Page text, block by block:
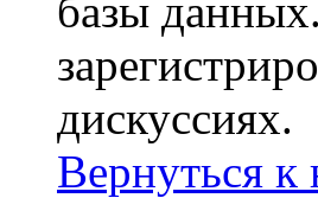
базы
дискуссиях.
Вернуться к